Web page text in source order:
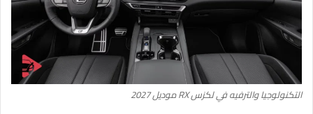
التكنولوجيا والترفيه في لكزس RX موديل 2027